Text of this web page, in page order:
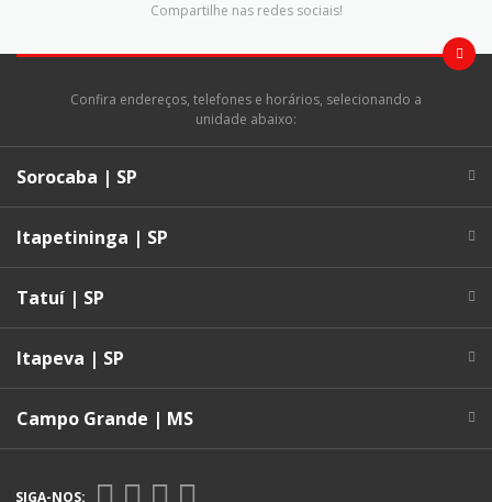
Compartilhe nas redes sociais!
Confira endereços, telefones e horários, selecionando a
unidade abaixo:
Sorocaba | SP
Itapetininga | SP
Tatuí | SP
Itapeva | SP
Campo Grande | MS
SIGA-NOS: